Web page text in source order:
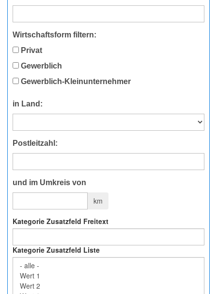
Wirtschaftsform filtern:
Privat
Gewerblich
Gewerblich-Kleinunternehmer
in Land:
Postleitzahl:
und im Umkreis von
km
Kategorie Zusatzfeld Freitext
Kategorie Zusatzfeld Liste